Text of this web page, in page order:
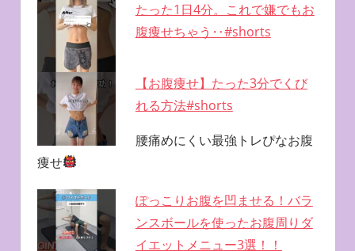
たった1日4分。これで嫌でもお
腹痩せちゃう‥#shorts
【お腹痩せ】たった3分でくび
れる方法#shorts
腰痛めにくい最強トレぴなお腹
痩せ
ぽっこりお腹を凹ませる！バラ
ンスボールを使ったお腹周りダ
イエットメニュー3選！！